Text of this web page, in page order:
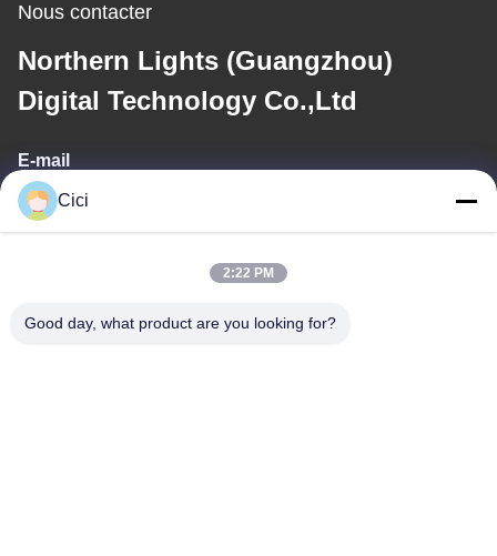
Nous contacter
Northern Lights (Guangzhou)
Digital Technology Co.,Ltd
E-mail
sales03@bjgprojection.com
Adresse
Cici
2:22 PM
Good day, what product are you looking for?